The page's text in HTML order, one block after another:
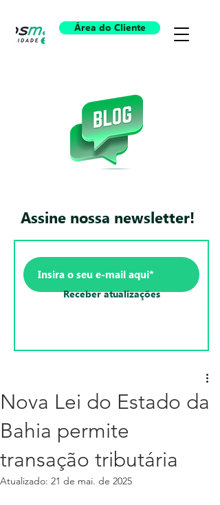
Área do Cliente
Assine nossa newsletter!
Receber atualizações
Nova Lei do Estado da
Bahia permite
transação tributária
Atualizado: 21 de mai. de 2025